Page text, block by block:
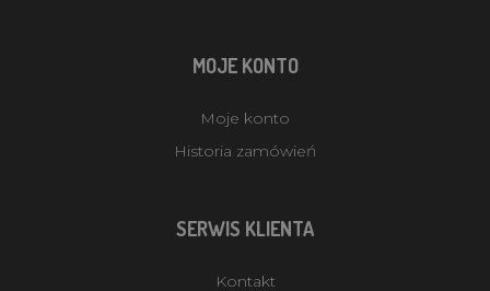
MOJE KONTO
Moje konto
Historia zamówień
SERWIS KLIENTA
Kontakt